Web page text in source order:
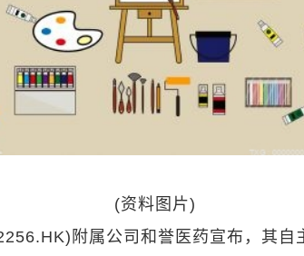
(资料图片)
附属公司和誉医药宣布，其自